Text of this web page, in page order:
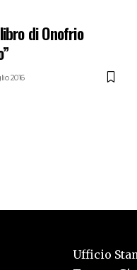
di Onofrio
2016
Ufficio